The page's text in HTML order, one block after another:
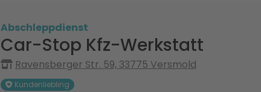
Abschleppdienst
Car-Stop Kfz-Werkstatt
Ravensberger Str. 59, 33775 Versmold
Kundenliebling